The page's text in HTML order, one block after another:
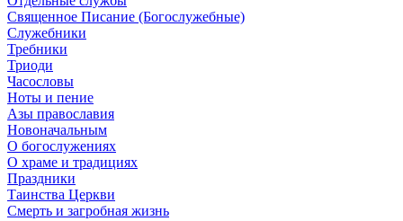
Священное Писание (Богослужебные)
Служебники
Требники
Триоди
Часословы
Ноты и пение
Азы православия
Новоначальным
О богослужениях
О храме и традициях
Праздники
Таинства Церкви
Смерть и загробная жизнь